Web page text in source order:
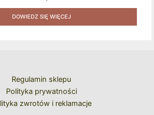
Benedykta XVI" [2020] + Zestaw 6
Niespodzianka + Kod Rabatowy Na
Kolejne Zakupy
DOWIEDZ SIĘ WIĘCEJ
Regulamin sklepu
Polityka prywatności
zwrotów i reklamacje